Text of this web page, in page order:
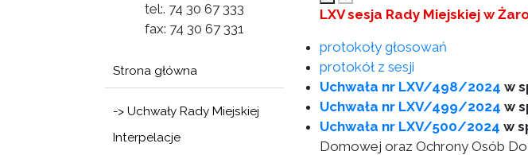
tel:. 74 30 67 333
fax: 74 30 67 331
Strona główna
-> Uchwały Rady Miejskiej
Interpelacje
LXV sesja Rady Miejskiej w
protokoły głosowań
protokół z sesji
Uchwała nr LXV/498/2024 w
Uchwała nr LXV/499/2024 w
Uchwała nr LXV/500/2024 w
Domowej oraz Ochrony Osób